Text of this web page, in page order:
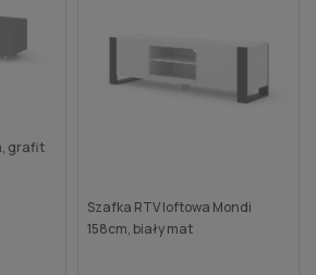
grafit
Szafka RTV loftowa Mondi
158cm, biały mat